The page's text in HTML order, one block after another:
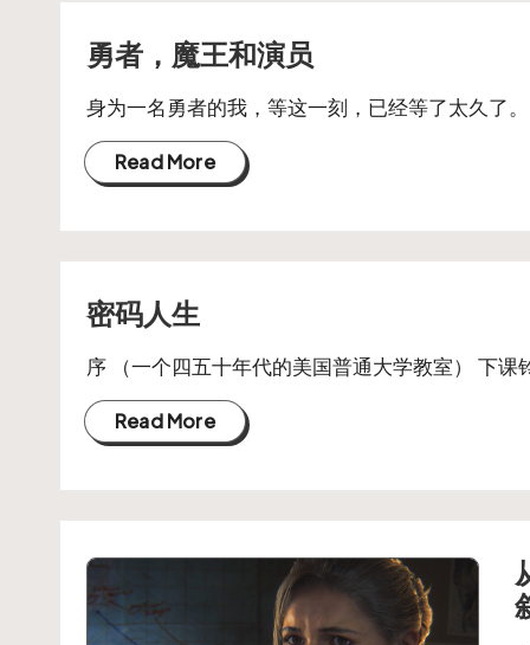
勇者，魔王和演员
身为一名勇者的我，等这一刻，已经等了太久了
Read More
密码人生
序 （一个四五十年代的美国普通大学教室） 下课
Read More